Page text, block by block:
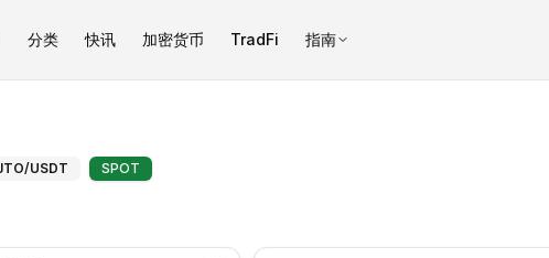
分类 快讯 加密货币 TradFi 指南
区域. 日线趋势看跌. 重要支撑位: $0.460533, 阻力位: $0.516333.
（JTO）支撑和阻力位 - COINOTAG
/USDT SPOT